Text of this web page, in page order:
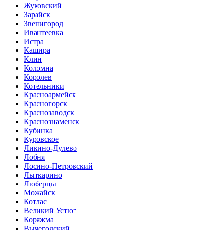
Жуковский
Зарайск
Звенигород
Ивантеевка
Истра
Кашира
Клин
Коломна
Королев
Котельники
Красноармейск
Красногорск
Краснозаводск
Краснознаменск
Кубинка
Куровское
Ликино-Дулево
Лобня
Лосино-Петровский
Лыткарино
Люберцы
Можайск
Котлас
Великий Устюг
Коряжма